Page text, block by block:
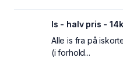
Is - halv pris -
Alle is fra på
(i forhold...